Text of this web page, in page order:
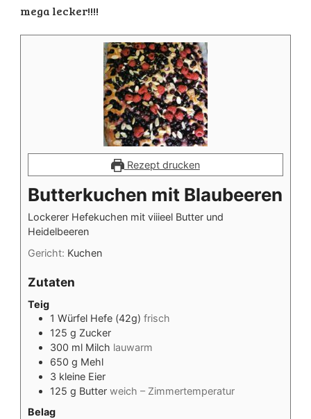
mega lecker!!!!
Rezept drucken
Butterkuchen mit Blaubeeren
Lockerer Hefekuchen mit viiieel Butter und
Heidelbeeren
Gericht: Kuchen
Zutaten
Teig
1 Würfel Hefe (42g) frisch
125 g Zucker
300 ml Milch lauwarm
650 g Mehl
3 kleine Eier
125 g Butter weich – Zimmertemperatur
Belag